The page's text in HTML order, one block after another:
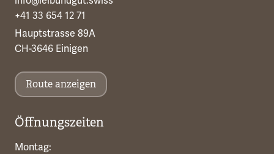
+41 33 654 12 71
Hauptstrasse 89A
CH-3646 Einigen
Route anzeigen
Öffnungszeiten
Montag: